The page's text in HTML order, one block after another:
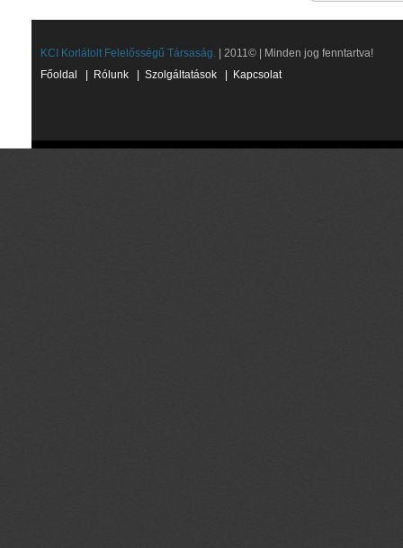
KCI Korlátolt Felelősségű Társaság. | 2011© | Minden jog fenntartva!
Főoldal
Rólunk Szolgáltatások Kapcsolat